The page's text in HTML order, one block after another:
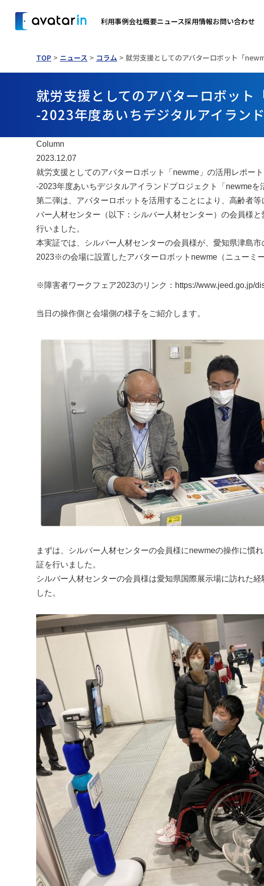
利用事例会社概要ニュース採用情報お問い合わせ
TOP ニュース コラム 就労支援としてのアバターロボット「
就労支援としてのアバターロボッ
-2023年度あいちデジタルアイラン
Column
2023.12.07
就労支援としてのアバターロボット「newme」の活用レポート
-2023年度あいちデジタルアイランドプロジェクト「newmeを
第二弾は、アバターロボットを活用することにより、高齢者
バー人材センター（以下：シルバー人材センター）の会員様
行いました。
本実証では、シルバー人材センターの会員様が、愛知県津島
2023※の会場に設置したアバターロボットnewme（ニューミ
※障害者ワークフェア2023のリンク： https://www.jeed.go.jp/
当日の操作側と会場側の様子をご紹介します。
まずは、シルバー人材センターの会員様にnewmeの操作に慣
証を行いました。
シルバー人材センターの会員様は愛知県国際展示場に訪れた
した。